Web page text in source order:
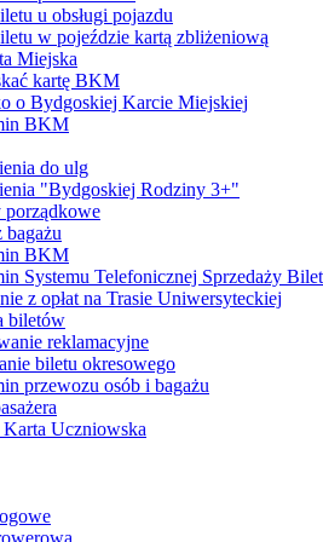
u obsługi pojazdu
w pojeździe kartą zbliżeniową
Miejska
kartę BKM
o Bydgoskiej Karcie Miejskiej
BKM
do ulg
"Bydgoskiej Rodziny 3+"
porządkowe
bagażu
BKM
Systemu Telefonicznej Sprzedaży
z opłat na Trasie Uniwersyteckiej
biletów
reklamacyjne
biletu okresowego
przewozu osób i bagażu
Uczniowska